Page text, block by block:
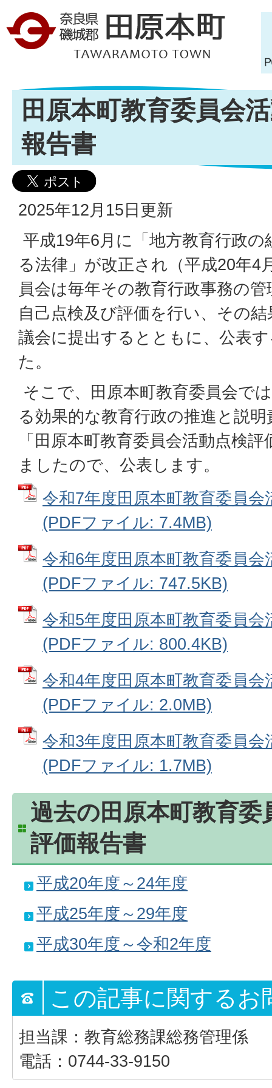
田原本町教育委員会
報告書
2025年12月15日更新
平成19年6月に「地方教育行政
る法律」が改正され（平成20年4
員会は毎年その教育行政事務の
自己点検及び評価を行い、その
議会に提出するとともに、公表
た。
そこで、田原本町教育委員会で
る効果的な教育行政の推進と説
「田原本町教育委員会活動点検
ましたので、公表します。
令和7年度田原本町教育委員会
(PDFファイル: 7.4MB)
令和6年度田原本町教育委員会
(PDFファイル: 747.5KB)
令和5年度田原本町教育委員会
(PDFファイル: 800.4KB)
令和4年度田原本町教育委員会
(PDFファイル: 2.0MB)
令和3年度田原本町教育委員会
(PDFファイル: 1.7MB)
過去の田原本町教育委
評価報告書
平成20年度～24年度
平成25年度～29年度
平成30年度～令和2年度
この記事に関するお
担当課：教育総務課総務管理係
電話：0744-33-9150